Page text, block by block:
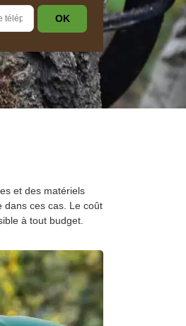
et des matériels
dans ces cas. Le coût
à tout budget.